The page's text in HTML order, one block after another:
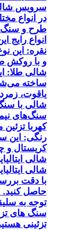
سرویس
در انواع
طرح و
انواع
و با روکش
ساخته
یاقوت،
شالی با
سنگ‌های
کهربا
رنگی: این
کریستال
شالی
شالی
با دقت
حاصل
توجه به
سنگ های
تزئینی